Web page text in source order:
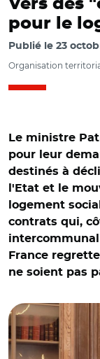
Vers des
pour le
Publié le 23
Organisation
Le ministre
pour leur
destinés à
l'Etat et le
logement
contrats qui,
France
ne soient pas
©
Sébastien